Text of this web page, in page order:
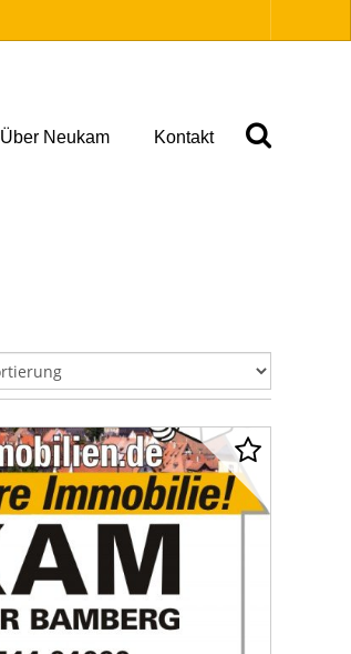
Über Neukam Kontakt